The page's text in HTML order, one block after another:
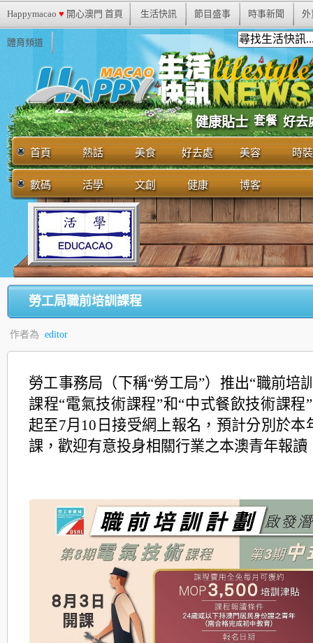
Happymacao ♥ 開心澳門 首頁 生活快訊 節目盛事 時事新聞 外
體育頻道
健康貼士 套餐 好去
首頁 熱話 美食 好去處 美容 時裝
數碼 活學 文創 健康 博客
勞工局職前培訓課程
作者為 editor
勞工事務局（下稱“勞工局”）推出“職前培
課程“電氣技術課程”和“中式餐飲技術課程
起至7月10日接受網上報名，預計分別於本
課，歡迎有意投身相關行業之本澳青年報讀